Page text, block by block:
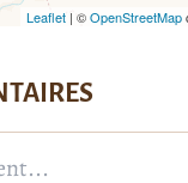
Leaflet| ©OpenStreetMap